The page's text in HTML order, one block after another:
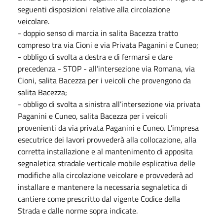
seguenti disposizioni relative alla circolazione
veicolare.
- doppio senso di marcia in salita Bacezza tratto
compreso tra via Cioni e via Privata Paganini e Cuneo;
- obbligo di svolta a destra e di fermarsi e dare
precedenza - STOP - all’intersezione via Romana, via
Cioni, salita Bacezza per i veicoli che provengono da
salita Bacezza;
- obbligo di svolta a sinistra all’intersezione via privata
Paganini e Cuneo, salita Bacezza per i veicoli
provenienti da via privata Paganini e Cuneo. L’impresa
esecutrice dei lavori provvederà alla collocazione, alla
corretta installazione e al mantenimento di apposita
segnaletica stradale verticale mobile esplicativa delle
modifiche alla circolazione veicolare e provvederà ad
installare e mantenere la necessaria segnaletica di
cantiere come prescritto dal vigente Codice della
Strada e dalle norme sopra indicate.